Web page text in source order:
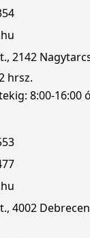
2142
hrsz.
8:00-16:00
4002